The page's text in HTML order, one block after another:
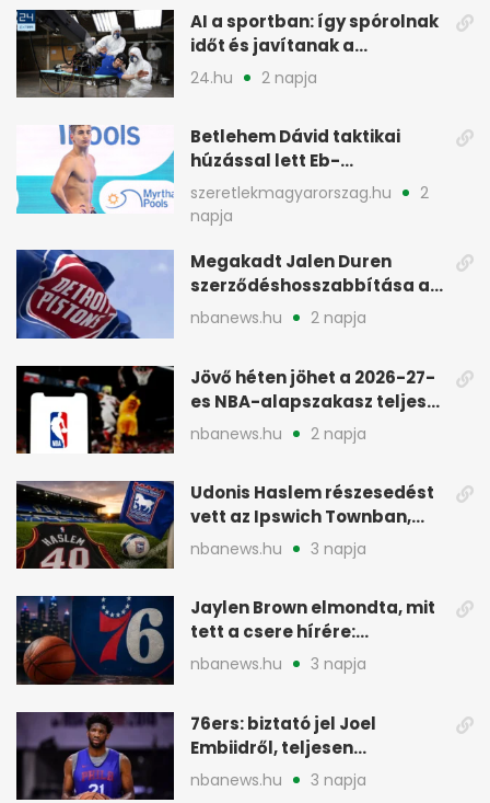
AI a sportban: így spórolnak
időt és javítanak a
teljesítményen
24.hu 2 napja
Betlehem Dávid taktikai
húzással lett Eb-
aranyérmes Párizsban
szeretlekmagyarorszag.hu
2
napja
Megakadt Jalen Duren
szerződéshosszabbítása a
Detroit Pistonsnál
nbanews.hu 2 napja
Jövő héten jöhet a 2026-27-
es NBA-alapszakasz teljes
menetrendje
nbanews.hu 2 napja
Udonis Haslem részesedést
vett az Ipswich Townban,
Premier League-szereplés
nbanews.hu 3 napja
Jaylen Brown elmondta, mit
tett a csere hírére:
elhajította a telefonját
nbanews.hu 3 napja
76ers: biztató jel Joel
Embiidről, teljesen
egészségesen készül
nbanews.hu 3 napja